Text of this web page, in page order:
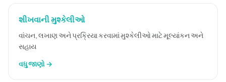
શીખવાની મુશ્કેલીઓ
વાંચન, લખાણ અને પ્રક્રિયા કરવામાં મુશ્કેલીઓ માટે મૂલ્યાંકન અને
સહાય
વધુ જાણો →